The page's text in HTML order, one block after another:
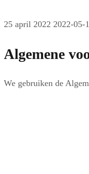
25 april 2022 2022-05-
Algemene
We gebruiken de